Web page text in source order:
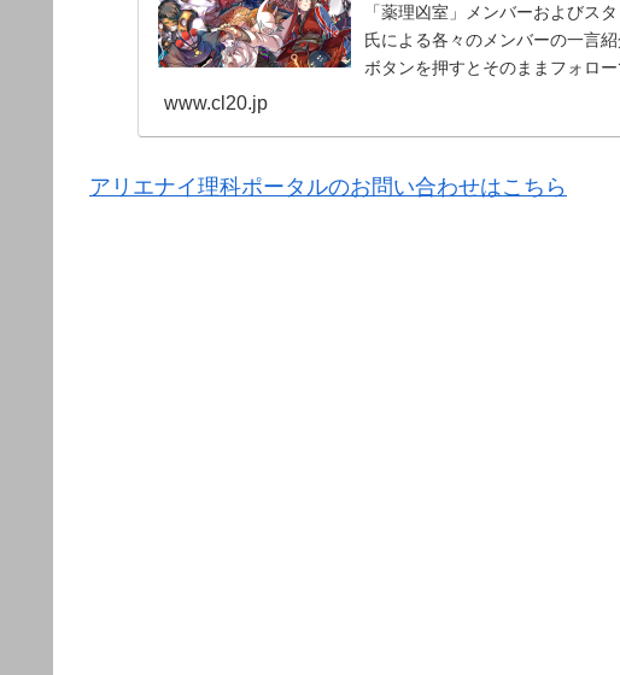
「薬理凶室」メンバーおよびス
氏による各々のメンバーの一言
ボタンを押すとそのままフォロー
www.cl20.jp
アリエナイ理科ポータルのお問い合わせはこちら